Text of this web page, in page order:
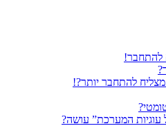
להתחבר!
להתחבר יותר?!
המערכת” עושה?